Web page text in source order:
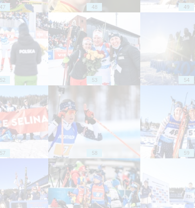
47 48 49
52 53 54
57 58 59